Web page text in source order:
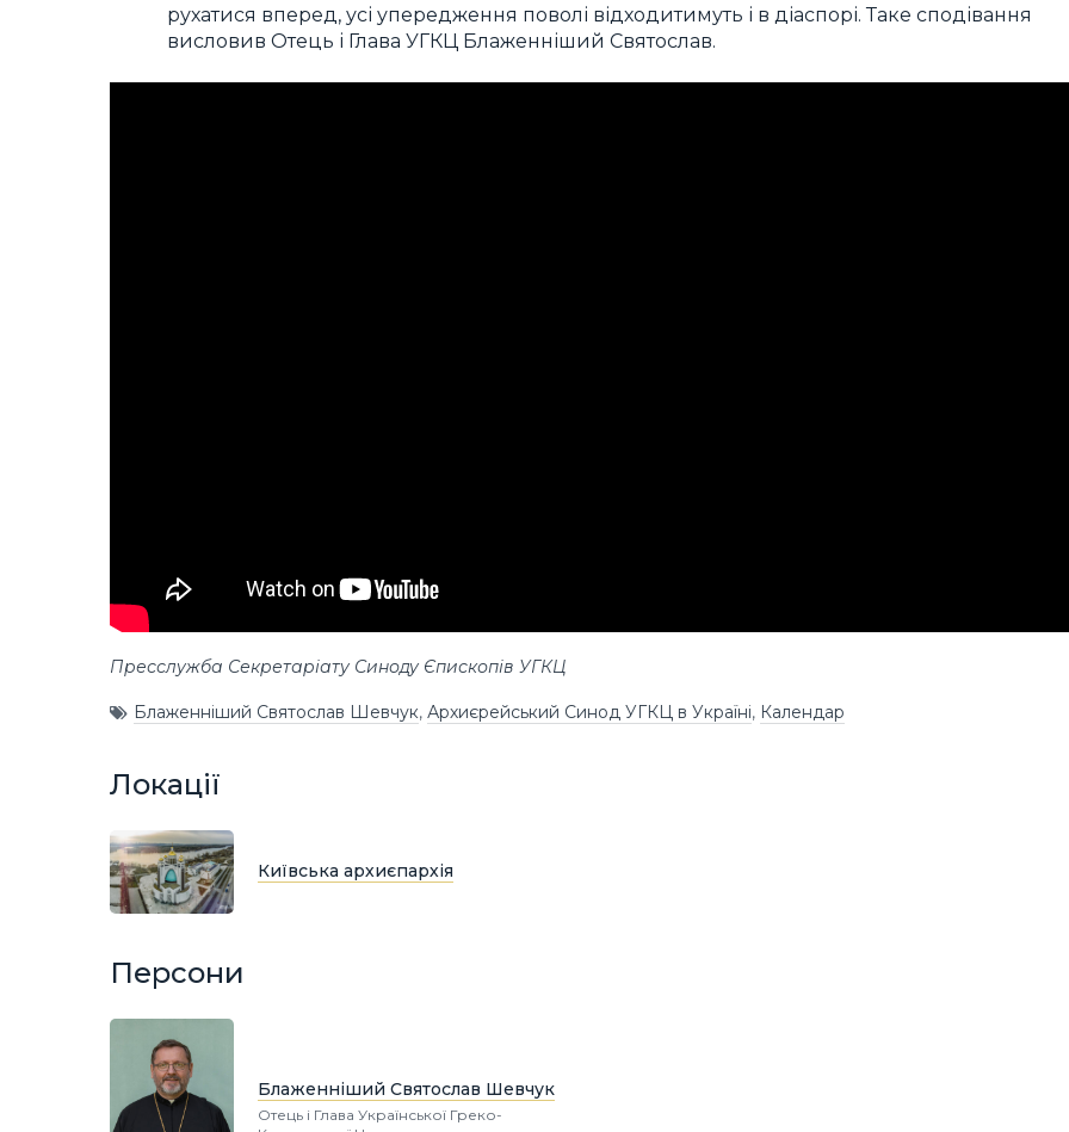
рухатися вперед, усі упередження поволі відходитимуть і в діаспорі. Таке сподівання
висловив Отець і Глава УГКЦ Блаженніший Святослав.
Пресслужба Секретаріату Синоду Єпископів УГКЦ
Блаженніший Святослав Шевчук, Архиєрейський Синод УГКЦ в Україні, Календар
Локації
Київська архиєпархія
Персони
Блаженніший Святослав Шевчук
Отець і Глава Української Греко-